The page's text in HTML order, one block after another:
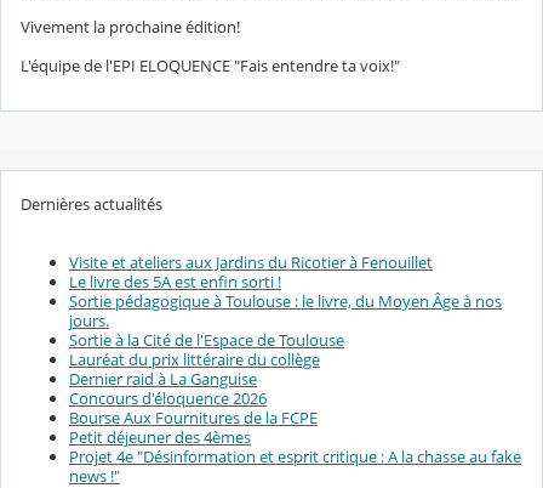
Vivement la prochaine édition!
L'équipe de l'EPI ELOQUENCE "Fais entendre ta voix!"
Dernières actualités
Visite et ateliers aux Jardins du Ricotier à Fenouillet
Le livre des 5A est enfin sorti !
Sortie pédagogique à Toulouse : le livre, du Moyen Âge à nos
jours.
Sortie à la Cité de l'Espace de Toulouse
Lauréat du prix littéraire du collège
Dernier raid à La Ganguise
Concours d'éloquence 2026
Bourse Aux Fournitures de la FCPE
Petit déjeuner des 4èmes
Projet 4e "Désinformation et esprit critique : A la chasse au fake
news !"